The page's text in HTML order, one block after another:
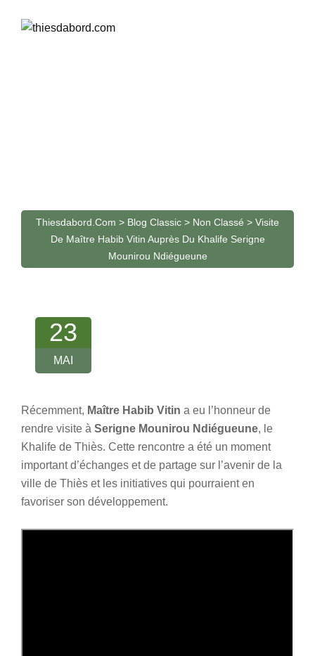
Thiesdabord.com > Blog Classic > Non Classé > Visite
De Maître Habib Vitin Auprès Du Khalife Serigne
Mounirou Ndiégueune
23
MAI
Récemment, Maître Habib Vitin a eu l’honneur de
rendre visite à Serigne Mounirou Ndiégueune, le
Khalife de Thiès. Cette rencontre a été un moment
important d’échanges et de partage sur l’avenir de la
ville de Thiès et les initiatives qui pourraient en
favoriser son développement.